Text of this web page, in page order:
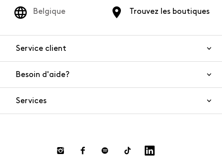
Trouvez les boutiques
Belgique
Service client
Besoin d'aide?
Services
Smart Shopping